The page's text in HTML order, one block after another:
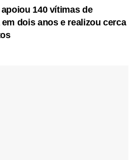
140 vítimas de
dois anos e realizou cerca